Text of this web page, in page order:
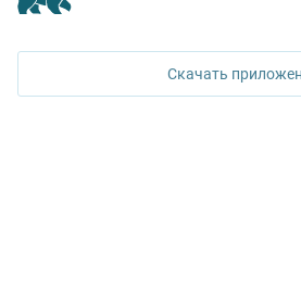
ул. Горького, 65, 0 подъезд, 3 этаж
Скачать